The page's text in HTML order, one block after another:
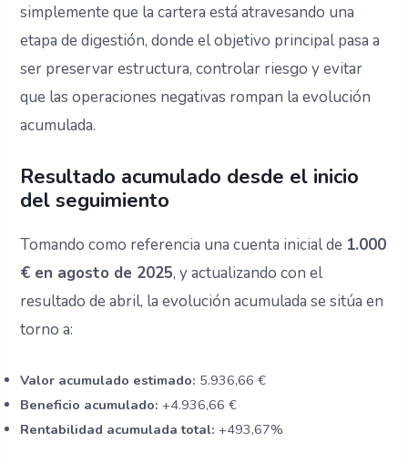
simplemente que la cartera está atravesando una
etapa de digestión, donde el objetivo principal pasa a
ser preservar estructura, controlar riesgo y evitar
que las operaciones negativas rompan la evolución
acumulada.
Resultado acumulado desde el inicio
del seguimiento
Tomando como referencia una cuenta inicial de 1.000
€ en agosto de 2025, y actualizando con el
resultado de abril, la evolución acumulada se sitúa en
torno a:
Valor acumulado estimado: 5.936,66 €
Beneficio acumulado: +4.936,66 €
Rentabilidad acumulada total: +493,67%